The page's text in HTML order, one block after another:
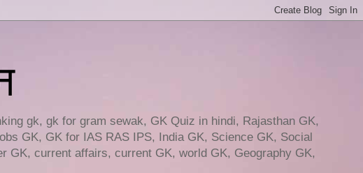
gk, gk for gram sewak, GK Quiz in hindi, Rajasthan GK,
GK, GK for IAS RAS IPS, India GK, Science GK, Social
current affairs, current GK, world GK, Geography GK,